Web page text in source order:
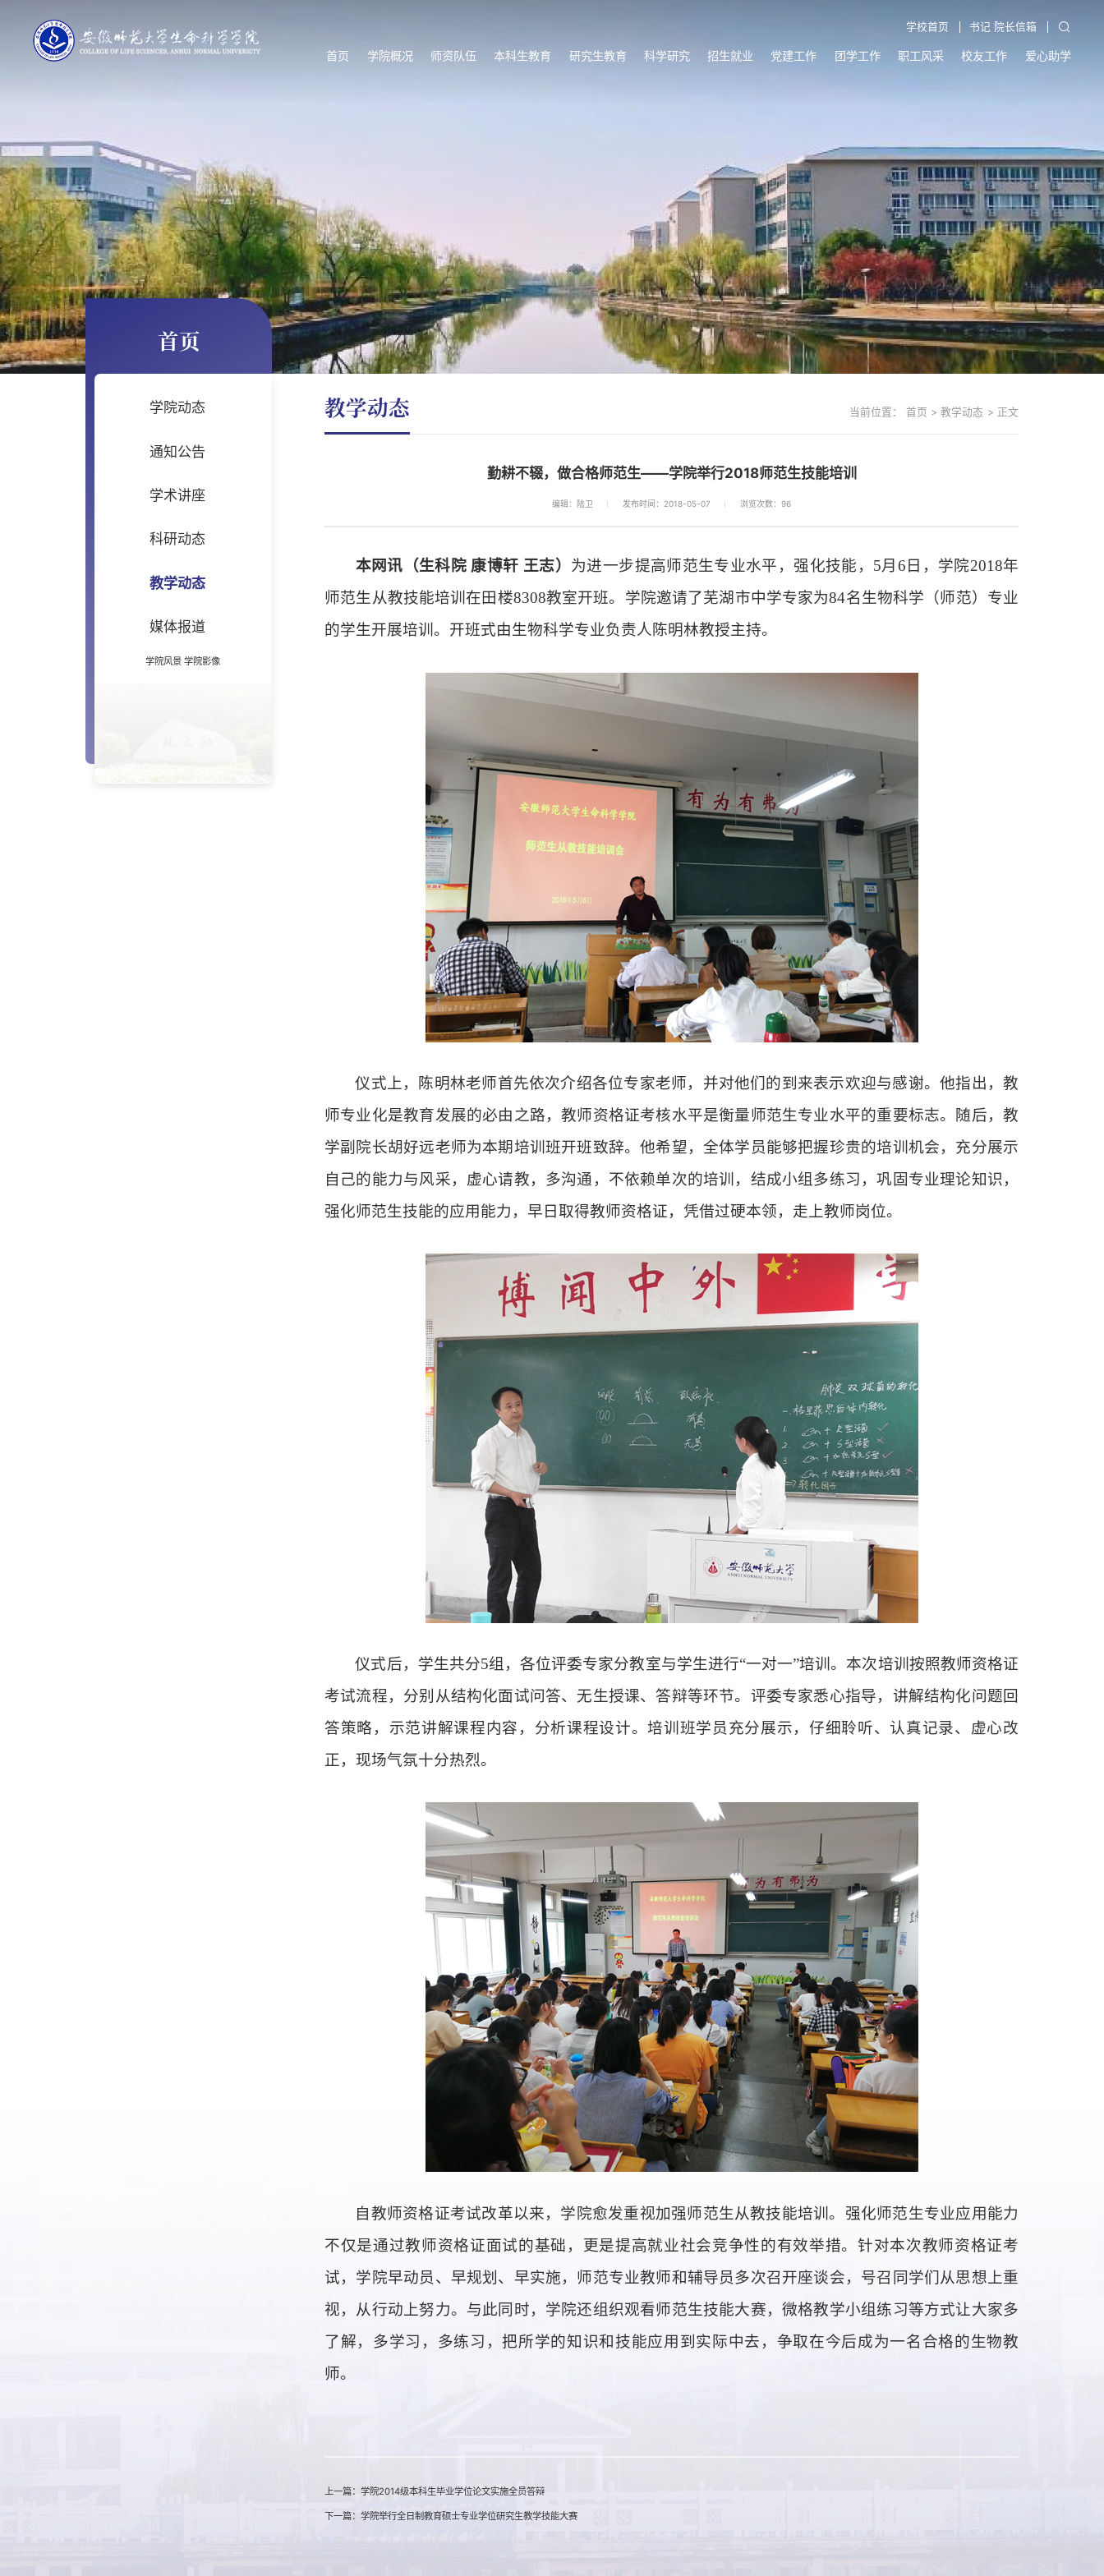
学校首页 书记 院长信箱
首页 学院概况 师资队伍 本科生教育 研究生教育 科学研究 招生就业 党建工作 团学工作 职工风采 校友工作 爱心助学
首页
学院动态
通知公告
学术讲座
科研动态
教学动态
媒体报道
学院风景 学院影像
教学动态 当前位置： 首页 > 教学动态 > 正文
勤耕不辍，做合格师范生——学院举行2018师范生技能培训
编辑：陆卫 发布时间：2018-05-07 浏览次数：96
本网讯（生科院 康博轩 王志） 为进一步提高师范生专业水平，强化技能， 5月 6 日，学院2018年
师范生从教技能培训在田楼8308教室开班。学院邀请了芜湖市中学专家为84名生物科学（师范）专业
的学生开展培训。开班式由生物科学专业负责人陈明林教授主持。
仪式上，陈明林老师首先依次介绍各位专家老师，并对他们的到来表示欢迎与感谢。他指出，教
师专业化是教育发展的必由之路，教师资格证考核水平是衡量师范生专业水平的重要标志。随后，教
学副院长胡好远老师为本期培训班开班致辞。他希望，全体学员能够把握珍贵的培训机会，充分展示
自己的能力与风采，虚心请教，多沟通，不依赖单次的培训，结成小组多练习，巩固专业理论知识，
强化师范生技能的应用能力，早日取得教师资格证，凭借过硬本领，走上教师岗位。
仪式后，学生共分5组，各位评委专家分教室与学生进行“一对一”培训。本次培训按照教师资格证
考试流程，分别从结构化面试问答、无生授课、答辩等环节。评委专家悉心指导，讲解结构化问题回
答策略，示范讲解课程内容，分析课程设计。培训班学员充分展示，仔细聆听、认真记录、虚心改
正，现场气氛十分热烈。
自教师资格证考试改革以来，学院愈发重视加强师范生从教技能培训。强化师范生专业应用能力
不仅是通过教师资格证面试的基础，更是提高就业社会竞争性的有效举措。针对本次教师资格证考
试，学院早动员、早规划、早实施，师范专业教师和辅导员多次召开座谈会，号召同学们从思想上重
视，从行动上努力。与此同时，学院还组织观看师范生技能大赛，微格教学小组练习等方式让大家多
了解，多学习，多练习，把所学的知识和技能应用到实际中去，争取在今后成为一名合格的生物教
师。
上一篇：学院2014级本科生毕业学位论文实施全员答辩
下一篇：学院举行全日制教育硕士专业学位研究生教学技能大赛